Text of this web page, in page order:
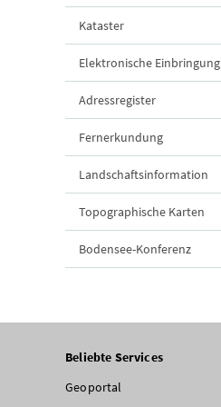
Kataster
Elektronische Einbringung
Adressregister
Fernerkundung
Landschaftsinformation
Topographische Karten
Bodensee-Konferenz
Beliebte Services
Geoportal